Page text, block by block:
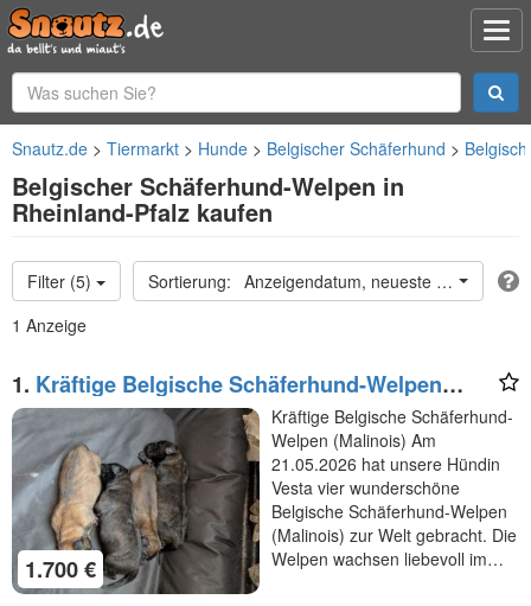
Snautz.de Tiermarkt Hunde Belgischer Schäferhund
Belgischer Schäferhund-Welpen in
Rheinland-Pfalz kaufen
Filter (5)
Anzeigendatum, neueste oben
1 Anzeige
1. Kräftige Belgische Schäferhund-Welpen
(Malinois)
1.700 €
Kräftige Belgische Schäferhund-
Welpen (Malinois) Am
21.05.2026 hat unsere Hündin
Vesta vier wunderschöne
Belgische Schäferhund-Welpen
(Malinois) zur Welt gebracht. Die
Welpen wachsen liebevoll im…